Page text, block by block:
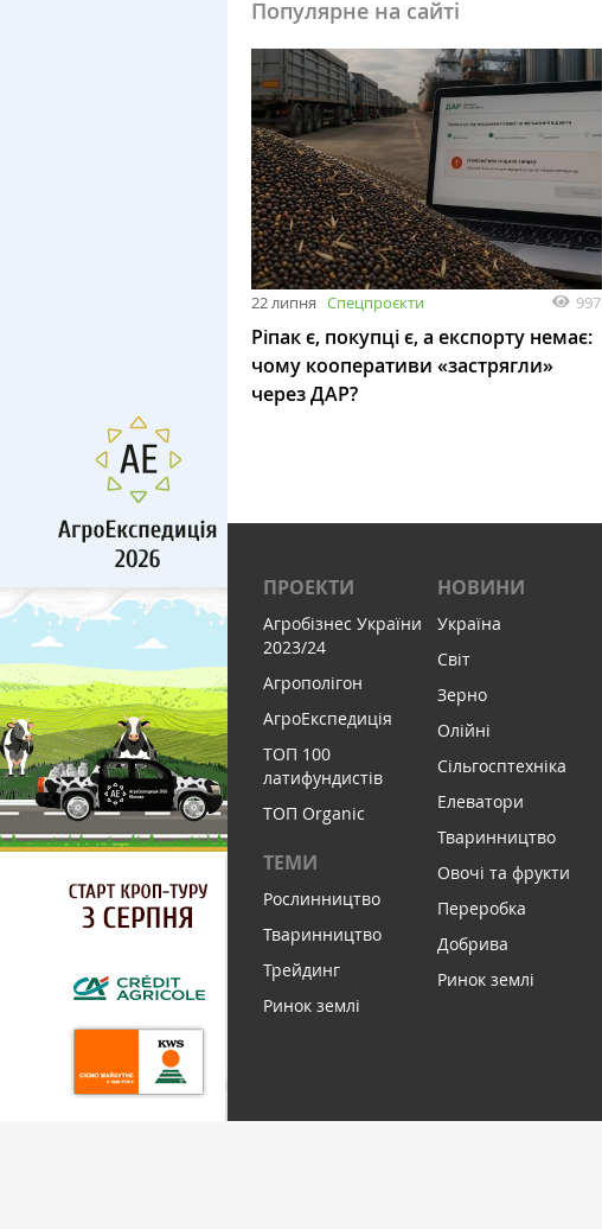
Популярне на сайті
22 липня Спецпроєкти 997
Ріпак є, покупці є, а експорту немає:
чому кооперативи «застрягли»
через ДАР?
ПРОЕКТИ
Агробізнес України
2023/24
Агрополігон
АгроЕкспедиція
ТОП 100
латифундистів
ТОП Organic
ТЕМИ
Рослинництво
Тваринництво
Трейдинг
Ринок землі
НОВИНИ
Україна
Світ
Зерно
Олійні
Сільгосптехніка
Елеватори
Тваринництво
Овочі та фрукти
Переробка
Добрива
Ринок землі